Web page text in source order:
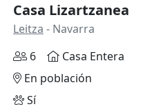
Casa Lizartzanea
Leitza - Navarra
6
Casa Entera
En población
Sí